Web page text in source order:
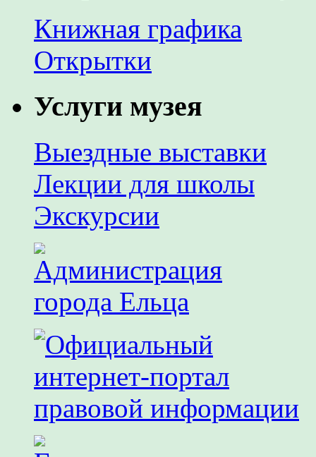
Книжная графика
Открытки
Услуги музея
Выездные выставки
Лекции для школы
Экскурсии